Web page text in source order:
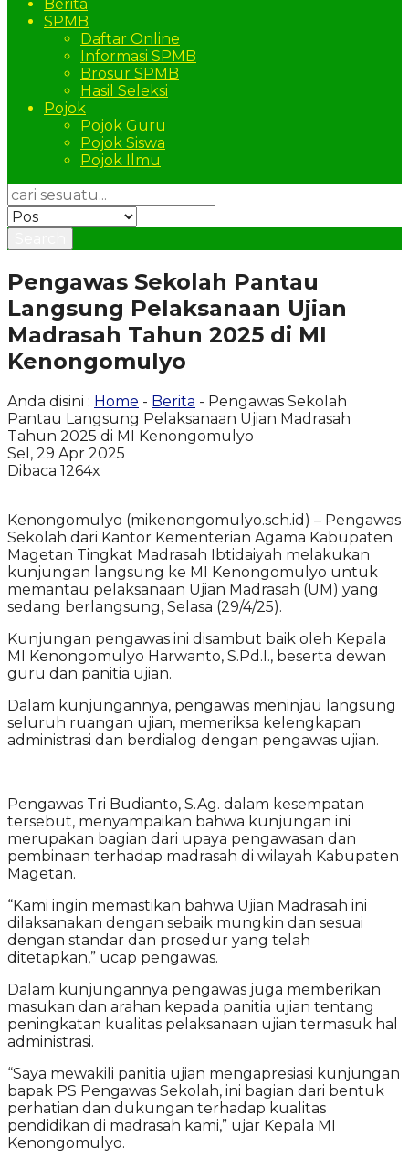
Berita
SPMB
Daftar Online
Informasi SPMB
Brosur SPMB
Hasil Seleksi
Pojok
Pojok Guru
Pojok Siswa
Pojok Ilmu
Pengawas Sekolah Pantau
Langsung Pelaksanaan Ujian
Madrasah Tahun 2025 di MI
Kenongomulyo
Anda disini : Home - Berita - Pengawas Sekolah
Pantau Langsung Pelaksanaan Ujian Madrasah
Tahun 2025 di MI Kenongomulyo
Sel, 29 Apr 2025
Dibaca 1264x
Kenongomulyo (mikenongomulyo.sch.id) – Pengawas
Sekolah dari Kantor Kementerian Agama Kabupaten
Magetan Tingkat Madrasah Ibtidaiyah melakukan
kunjungan langsung ke MI Kenongomulyo untuk
memantau pelaksanaan Ujian Madrasah (UM) yang
sedang berlangsung, Selasa (29/4/25).
Kunjungan pengawas ini disambut baik oleh Kepala
MI Kenongomulyo Harwanto, S.Pd.I., beserta dewan
guru dan panitia ujian.
Dalam kunjungannya, pengawas meninjau langsung
seluruh ruangan ujian, memeriksa kelengkapan
administrasi dan berdialog dengan pengawas ujian.
Pengawas Tri Budianto, S.Ag. dalam kesempatan
tersebut, menyampaikan bahwa kunjungan ini
merupakan bagian dari upaya pengawasan dan
pembinaan terhadap madrasah di wilayah Kabupaten
Magetan.
“Kami ingin memastikan bahwa Ujian Madrasah ini
dilaksanakan dengan sebaik mungkin dan sesuai
dengan standar dan prosedur yang telah
ditetapkan,” ucap pengawas.
Dalam kunjungannya pengawas juga memberikan
masukan dan arahan kepada panitia ujian tentang
peningkatan kualitas pelaksanaan ujian termasuk hal
administrasi.
“Saya mewakili panitia ujian mengapresiasi kunjungan
bapak PS Pengawas Sekolah, ini bagian dari bentuk
perhatian dan dukungan terhadap kualitas
pendidikan di madrasah kami,” ujar Kepala MI
Kenongomulyo.